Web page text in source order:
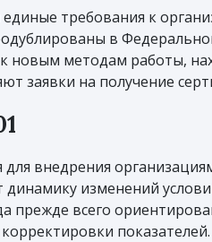
требования к
в
новым методам работы,
заявки на получение
внедрения
изменений
прежде всего
показателей.